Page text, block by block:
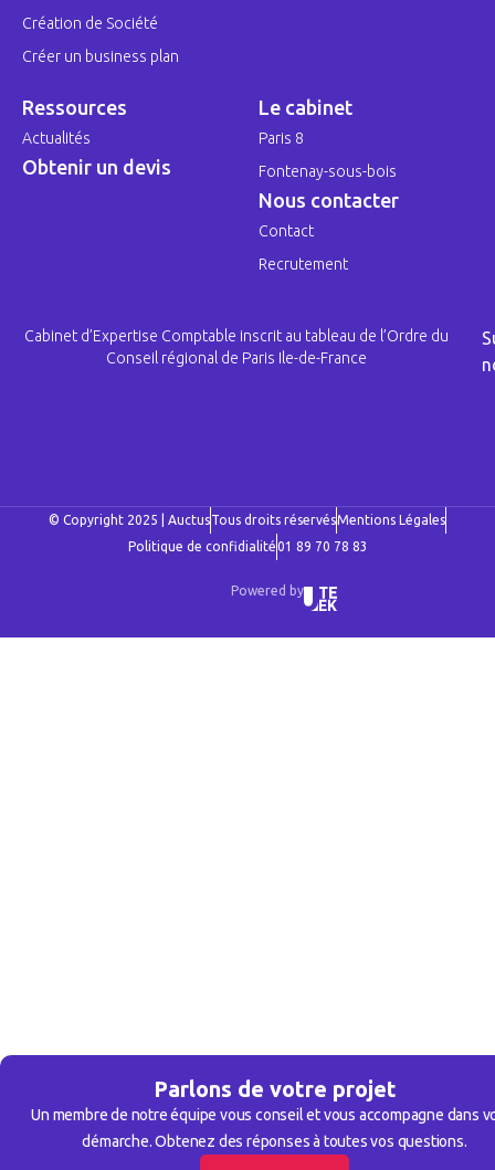
Parlons de votre projet
Un membre de notre équipe vous conseil et vous accompagne dans
démarche. Obtenez des réponses à toutes vos questions.
Création de Société
Créer un business plan
Ressources
Actualités
Obtenir un devis
Le cabinet
Paris 8
Fontenay-sous-bois
Nous contacter
Contact
Recrutement
Cabinet d’Expertise Comptable inscrit au tableau de l’Ordre du
Conseil régional de Paris Ile-de-France
© Copyright 2025 | AuctusTous droits réservésMentions Légales
Politique de confidialité01 89 70 78 83
Powered by